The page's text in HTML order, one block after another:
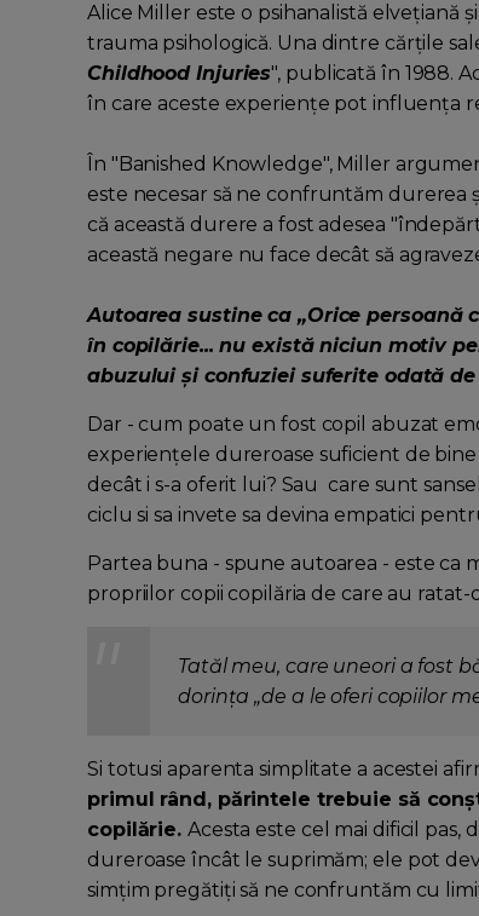
Alice Miller este o psihanalistă elvețiană
trauma psihologică. Una dintre cărțile
Childhood Injuries", publicată în 1988.
în care aceste experiențe pot influența
În "Banished Knowledge", Miller
este necesar să ne confruntăm durerea
că această durere a fost adesea
această negare nu face decât să
Autoarea sustine ca „Orice
în copilărie... nu există niciun motiv
abuzului și confuziei suferite odată
Dar - cum poate un fost copil abuzat
experiențele dureroase suficient de
decât i s-a oferit lui? Sau care sunt
ciclu si sa invete sa devina empatici
Partea buna - spune autoarea - este ca
propriilor copii copilăria de care au ratat-
Tatăl meu, care uneori a fost
dorința „de a le oferi copiilor
Si totusi aparenta simplitate a acestei
primul rând, părintele trebuie să
copilărie. Acesta este cel mai dificil
dureroase încât le suprimăm; ele pot
simțim pregătiți să ne confruntăm cu